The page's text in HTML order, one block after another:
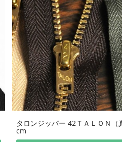
タロンジッパー 42ＴＡＬＯＮ（
cm